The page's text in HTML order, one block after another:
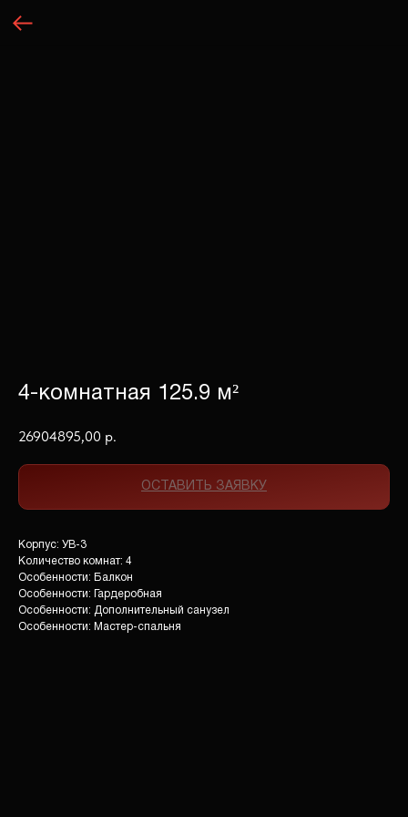
4-комнатная 125.9 м²
26904895,00 р.
ОСТАВИТЬ ЗАЯВКУ
Корпус: УВ-3
Количество комнат: 4
Особенности: Балкон
Особенности: Гардеробная
Особенности: Дополнительный санузел
Особенности: Мастер-спальня